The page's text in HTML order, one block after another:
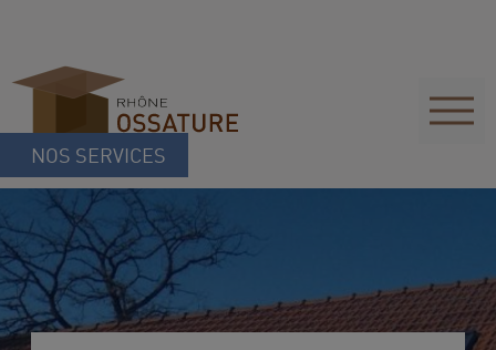
NOS SERVICES